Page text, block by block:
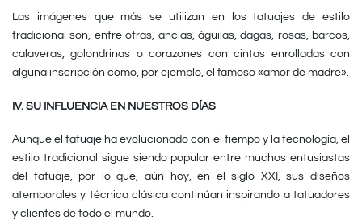
Las imágenes que más se utilizan en los tatuajes de estilo
tradicional son, entre otras, anclas, águilas, dagas, rosas, barcos,
calaveras, golondrinas o corazones con cintas enrolladas con
alguna inscripción como, por ejemplo, el famoso «amor de madre».
IV. SU INFLUENCIA EN NUESTROS DÍAS
Aunque el tatuaje ha evolucionado con el tiempo y la tecnología, el
estilo tradicional sigue siendo popular entre muchos entusiastas
del tatuaje, por lo que, aún hoy, en el siglo XXI, sus diseños
atemporales y técnica clásica continúan inspirando a tatuadores
y clientes de todo el mundo.